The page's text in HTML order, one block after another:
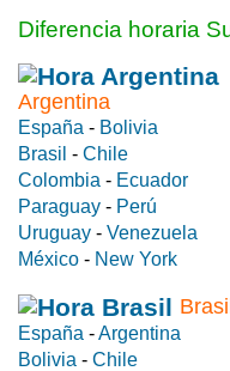
Diferencia horaria
Argentina
España - Bolivia
Brasil - Chile
Colombia - Ecuador
Paraguay - Perú
Uruguay - Venezuela
México - New York
Brasil
España -Argentina
Bolivia - Chile